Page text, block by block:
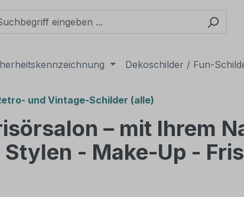
Dekoschilder / Fun-
und Vintage-Schilder (alle)
– mit Ihrem
- Make-Up -